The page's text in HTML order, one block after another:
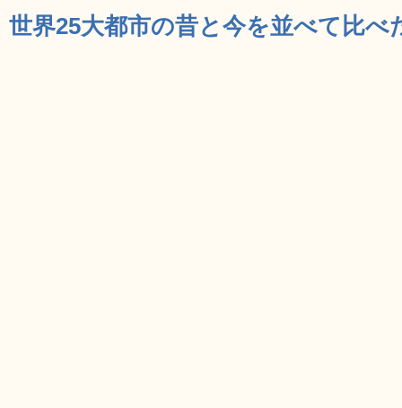
世界25大都市の昔と今を並べて比べ